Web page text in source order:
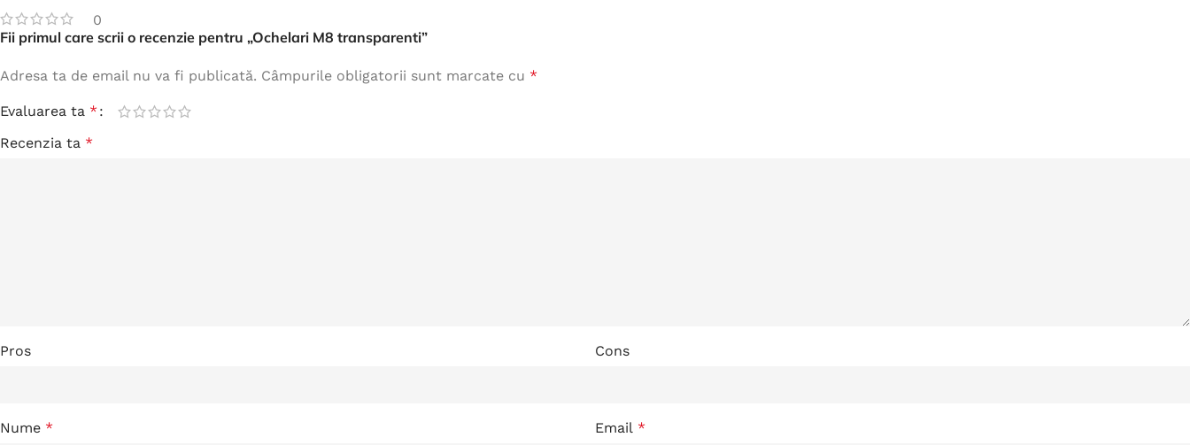
0
Fii primul care scrii o recenzie pentru „Ochelari M8 transparenti”
Adresa ta de email nu va fi publicată. Câmpurile obligatorii sunt marcate cu *
Evaluarea ta *
Recenzia ta *
Pros Cons
Nume * Email *